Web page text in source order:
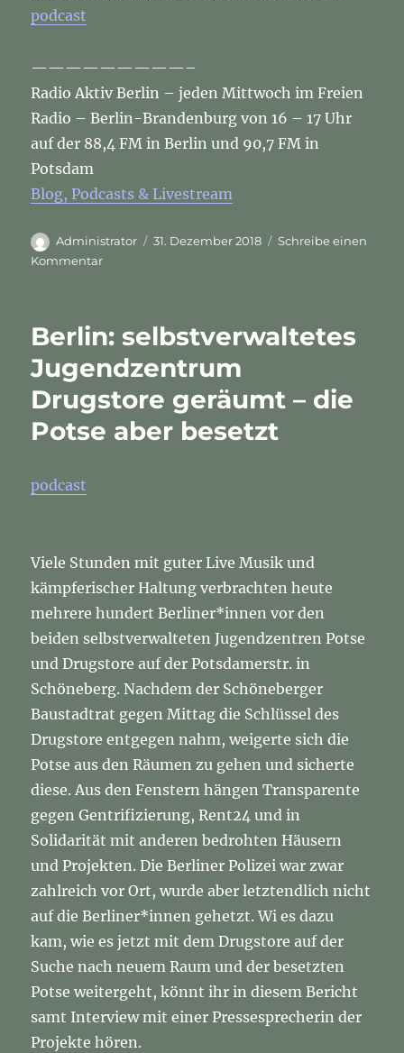
podcast
—————————–
Radio Aktiv Berlin – jeden Mittwoch im Freien
Radio – Berlin-Brandenburg von 16 – 17 Uhr
auf der 88,4 FM in Berlin und 90,7 FM in
Potsdam
Blog, Podcasts & Livestream
Autor
Administrator
Veröffentlicht
31. Dezember 2018
Schreibe einen
Kommentarzu
Drugstore
–
die
Potse
aber
Berlin: selbstverwaltetes
Jugendzentrum
Drugstore geräumt – die
Potse aber besetzt
podcast
Viele Stunden mit guter Live Musik und
kämpferischer Haltung verbrachten heute
mehrere hundert Berliner*innen vor den
beiden selbstverwalteten Jugendzentren Potse
und Drugstore auf der Potsdamerstr. in
Schöneberg. Nachdem der Schöneberger
Baustadtrat gegen Mittag die Schlüssel des
Drugstore entgegen nahm, weigerte sich die
Potse aus den Räumen zu gehen und sicherte
diese. Aus den Fenstern hängen Transparente
gegen Gentrifizierung, Rent24 und in
Solidarität mit anderen bedrohten Häusern
und Projekten. Die Berliner Polizei war zwar
zahlreich vor Ort, wurde aber letztendlich nicht
auf die Berliner*innen gehetzt. Wi es dazu
kam, wie es jetzt mit dem Drugstore auf der
Suche nach neuem Raum und der besetzten
Potse weitergeht, könnt ihr in diesem Bericht
samt Interview mit einer Pressesprecherin der
Projekte hören.